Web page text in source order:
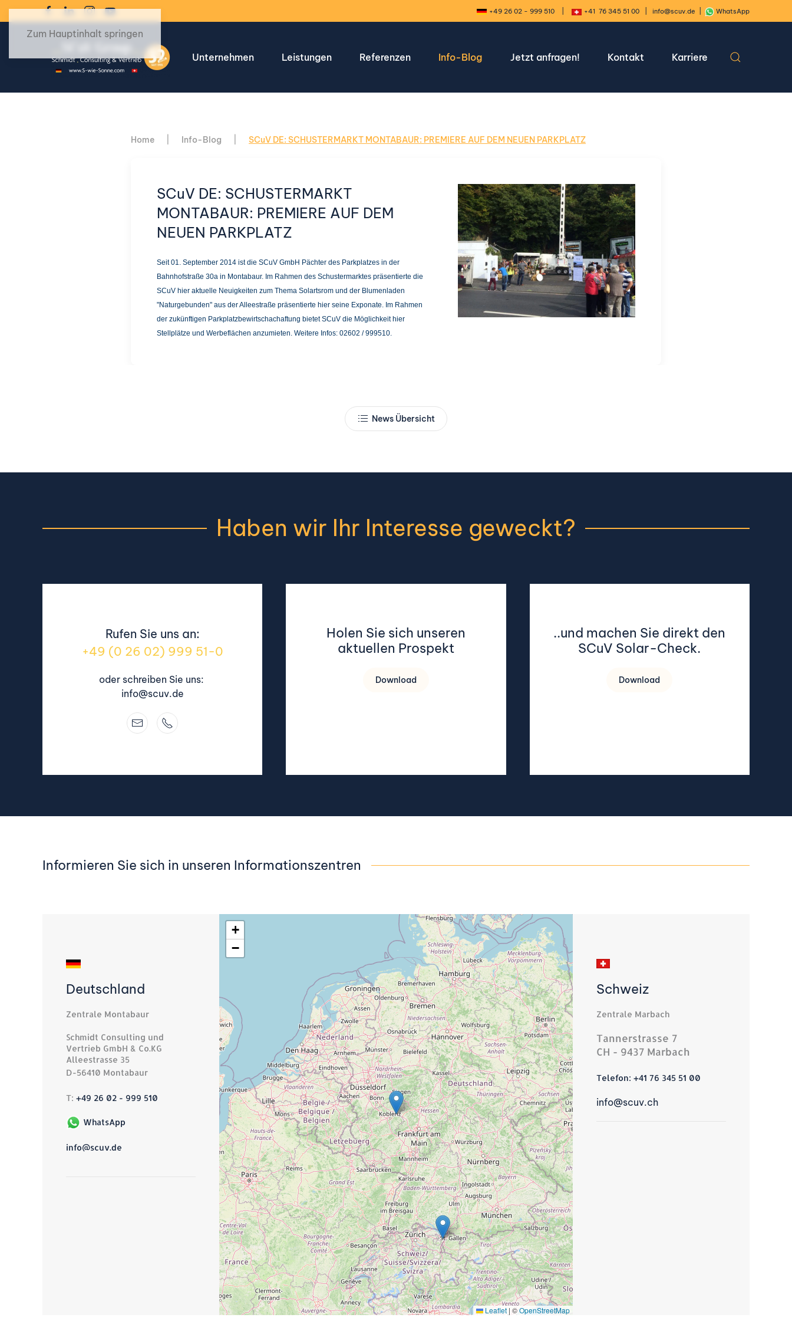
Zum Hauptinhalt springen
+49 26 02 - 999 510 +41 76 345 51 00 info@scuv.de WhatsApp
Unternehmen Leistungen Referenzen Info-Blog Jetzt anfragen! Kontakt Karriere
Home Info-Blog SCuV DE: SCHUSTERMARKT MONTABAUR: PREMIERE AUF DEM NEUEN PARKPLATZ
SCuV DE: SCHUSTERMARKT
MONTABAUR: PREMIERE AUF DEM
NEUEN PARKPLATZ
Seit 01. September 2014 ist die SCuV GmbH Pächter des Parkplatzes in der
Bahnhofstraße 30a in Montabaur. Im Rahmen des Schustermarktes präsentierte die
SCuV hier aktuelle Neuigkeiten zum Thema Solartsrom und der Blumenladen
"Naturgebunden" aus der Alleestraße präsentierte hier seine Exponate. Im Rahmen
der zukünftigen Parkplatzbewirtschachaftung bietet SCuV die Möglichkeit hier
Stellplätze und Werbeflächen anzumieten. Weitere Infos: 02602 / 999510.
News Übersicht
Haben wir Ihr Interesse geweckt?
Rufen Sie uns an:
+49 (0 26 02) 999 51-0
oder schreiben Sie uns:
info@scuv.de
Holen Sie sich unseren
aktuellen Prospekt
Download
..und machen Sie direkt den
SCuV Solar-Check.
Download
Informieren Sie sich in unseren Informationszentren
Deutschland
Zentrale Montabaur
Schmidt Consulting und
Vertrieb GmbH & Co.KG
Alleestrasse 35
D-56410 Montabaur
T: +49 26 02 - 999 510
WhatsApp
info@scuv.de
+
−
Leaflet | ©OpenStreetMap
Schweiz
Zentrale Marbach
Tannerstrasse 7
CH - 9437 Marbach
Telefon: +41 76 345 51 00
info@scuv.ch